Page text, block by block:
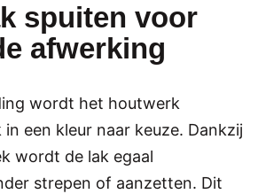
spuiten voor
afwerking
wordt het houtwerk
een kleur naar keuze. Dankzij
wordt de lak egaal
strepen of aanzetten. Dit